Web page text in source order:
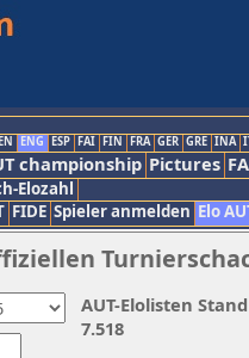
ENG ESP FAI FIN FRA GER GRE INA
championship Pictures
Elozahl
FIDE Spieler anmelden Elo
AUT-Elolisten
7.518